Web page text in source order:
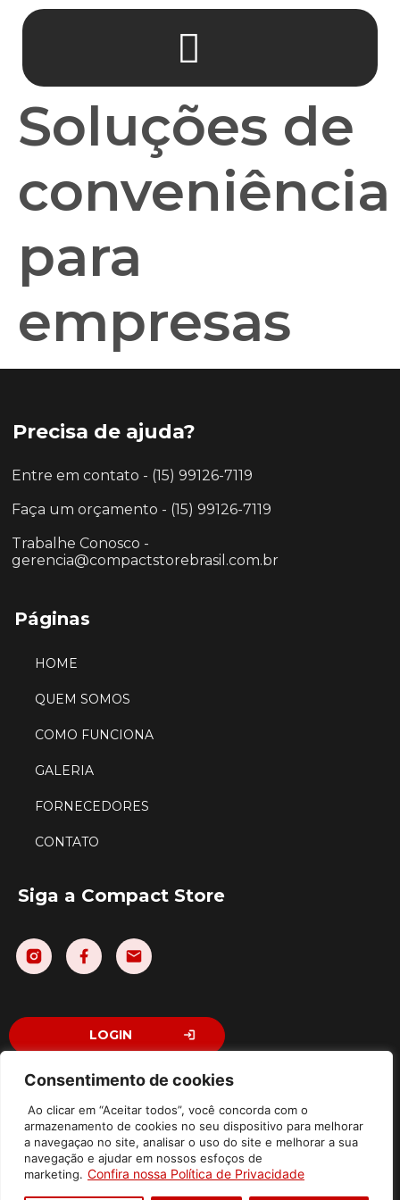
Consentimento de cookies
Ao clicar em “Aceitar todos”, você concorda com o
armazenamento de cookies no seu dispositivo para melhorar
a navegaçao no site, analisar o uso do site e melhorar a sua
navegação e ajudar em nossos esfoços de
marketing. Confira nossa Política de Privacidade
Soluções de
conveniência
para
empresas
Precisa de ajuda?
Entre em contato - (15) 99126-7119
Faça um orçamento - (15) 99126-7119
Trabalhe Conosco -
gerencia@compactstorebrasil.com.br
Páginas
HOME
QUEM SOMOS
COMO FUNCIONA
GALERIA
FORNECEDORES
CONTATO
Siga a Compact Store
LOGIN
©2026 Compact Store Comércio e Licenciamento Ltda – Todos
Direitos Reservados | Av. Washington Luiz, 310 – Jardim Emilia,
Sorocaba – SP / Piso térreo, sala 7 – CEP: 18031-000 | CNPJ:
43.786.055/0001-81
Política de Privacidade